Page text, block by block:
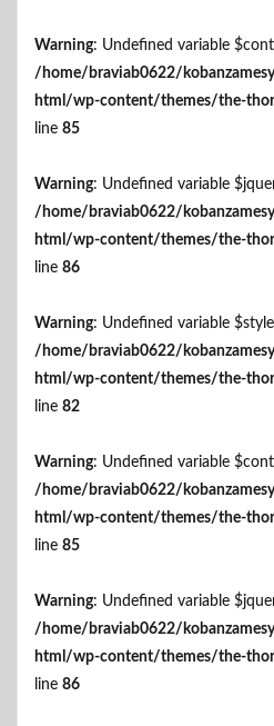
Warning: Undefined variable
/home/braviab0622/
html/wp-content/themes/the-
line 85
Warning: Undefined variable
/home/braviab0622/
html/wp-content/themes/the-
line 86
Warning: Undefined variable
/home/braviab0622/
html/wp-content/themes/the-
line 82
Warning: Undefined variable
/home/braviab0622/
html/wp-content/themes/the-
line 85
Warning: Undefined variable
/home/braviab0622/
html/wp-content/themes/the-
line 86